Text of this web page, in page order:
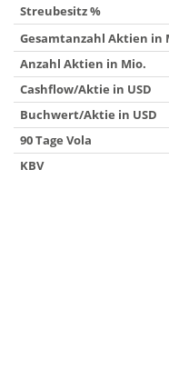
Streubesitz %
Gesamtanzahl Aktien in
Anzahl Aktien in Mio.
Cashflow/Aktie in USD
Buchwert/Aktie in USD
90 Tage Vola
KBV